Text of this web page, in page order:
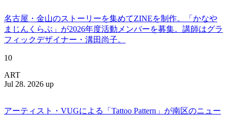
名古屋・金山のストーリーを集めてZINEを制作。「かなや
まじんくらぶ」が2026年度活動メンバーを募集。講師はグラ
フィックデザイナー・溝田尚子。
10
ART
Jul 28. 2026 up
アーティスト・VUGによる「Tattoo Pattern」が南区のニュー